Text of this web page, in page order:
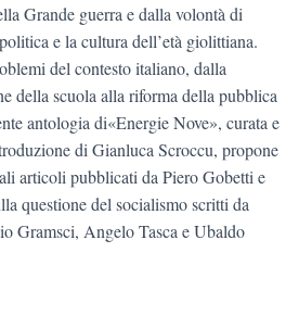
Grande guerra e dalla volontà di
e la cultura dell’età giolittiana.
del contesto italiano, dalla
della scuola alla riforma della pubblica
antologia di«Energie Nove», curata e
di Gianluca Scroccu, propone
articoli pubblicati da Piero Gobetti e
questione del socialismo scritti da
Gramsci, Angelo Tasca e Ubaldo